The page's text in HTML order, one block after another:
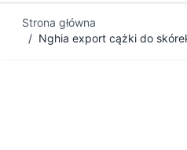
Strona główna
/ Nghia export cążki do